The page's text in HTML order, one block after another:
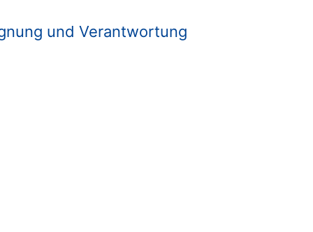
und Verantwortung